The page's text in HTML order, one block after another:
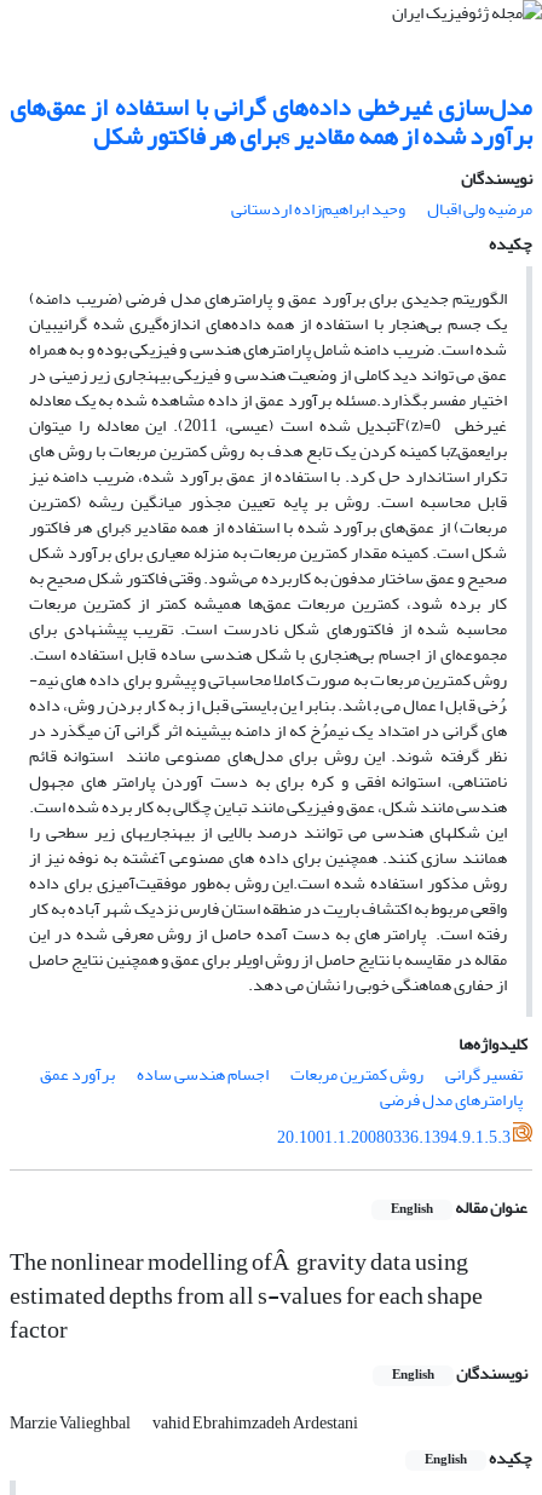
مدل‌سازی غیرخطی داده‌‌های گرانی با استفاده از عمق‌‌های
برآورد شده از همه مقادیر sبرای هر فاکتور شکل
نویسندگان
مرضیه ولی اقبال
وحید ابراهیم‌‌زاده اردستانی
چکیده
الگوریتم جدیدی برای برآورد عمق و پارامتر‌‌های مدل فرضی (ضریب دامنه)
یک جسم بی‌‌هنجار با استفاده از همه داده‌‌های اندازه‌گیری شده گرانیبیان
شده است. ضریب دامنه شامل پارامترهای هندسی و فیزیکی بوده و به همراه
عمق می تواند دید کاملی از وضعیت هندسی و فیزیکی بی­هنجاری زیر زمینی در
اختیار مفسر بگذارد.مسئله برآورد عمق از داده مشاهده شده به یک معادله
غیرخطی F(z)=0تبدیل شده است (عیسی، 2011). این معادله را می­توان
برایعمقzبا کمینه کردن یک تابع هدف به روش کمترین مربعات با روش های
تکرار استاندارد حل کرد. با استفاده از عمق برآورد شده، ضریب دامنه نیز
قابل محاسبه است. روش بر پایه تعیین مجذور میانگین ریشه (کمترین
مربعات) از عمق‌‌های برآورد شده با استفاده از همه مقادیر sبرای هر فاکتور
شکل است. کمینه مقدار کمترین مربعات به منزله معیاری برای برآورد شکل
صحیح و عمق ساختار مدفون به کاربرده می‌‌شود. وقتی فاکتور شکل صحیح به
کار برده شود، کمترین مربعات عمق‌‌ها همیشه کمتر از کمترین مربعات
محاسبه شده از فاکتورهای شکل نادرست است. تقریب پیشنهادی برای
مجموعه‌‌ای از اجسام بی‌‌هنجاری با شکل هندسی ساده قابل استفاده است.
روش کمترین مربعات به صورت کاملا محاسباتی و پیشرو برای داده های نیم­
رُخی قابل اعمال می باشد. بنابر این بایستی قبل از به کار بردن روش، داده
های گرانی در امتداد یک نیم­رُخ که از دامنه بیشینه اثر گرانی آن میگذرد در
نظر گرفته شوند. این روش برای مدل‌های مصنوعی مانند استوانه قائم
نامتناهی، استوانه افقی و کره برای به دست آوردن پارامتر های مجهول
هندسی مانند شکل، عمق و فیزیکی مانند تباین چگالی به کار برده شده است.
این شکل­های هندسی می توانند درصد بالایی از بی­هنجاری­های زیر سطحی را
همانند سازی کنند. همچنین برای داده های مصنوعی آغشته به نوفه نیز از
روش مذکور استفاده شده است.این روش به‌طور موفقیت‌‌آمیزی برای داده
واقعی مربوط به اکتشاف باریت در منطقه استان فارس نزدیک شهر آباده به کار
رفته است. پارامتر های به دست آمده حاصل از روش معرفی شده در این
مقاله در مقایسه با نتایج حاصل از روش اویلر برای عمق و همچنین نتایج حاصل
از حفاری هماهنگی خوبی را نشان می دهد.
کلیدواژه‌ها
تفسیر گرانی
روش کمترین مربعات اجسام هندسی ساده برآورد عمق
پارامتر‌‌های مدل فرضی
20.1001.1.20080336.1394.9.1.5.3
عنوان مقاله English
The nonlinear modelling ofÂ gravity data using
estimated depths from all s-values for each shape
factor
نویسندگان English
Marzie Valieghbal
vahid Ebrahimzadeh Ardestani
چکیده
English